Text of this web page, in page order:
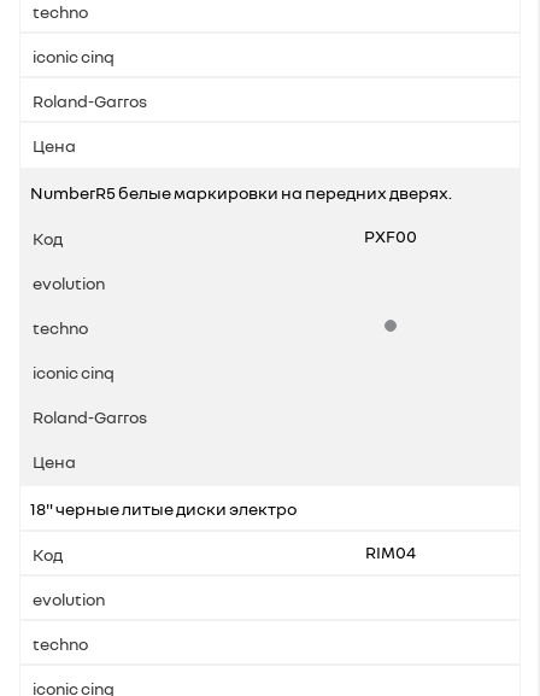
NumberR5 белые маркировки на передних дверях.
PXF00
Стандартная
18" черные литые диски электро
RIM04